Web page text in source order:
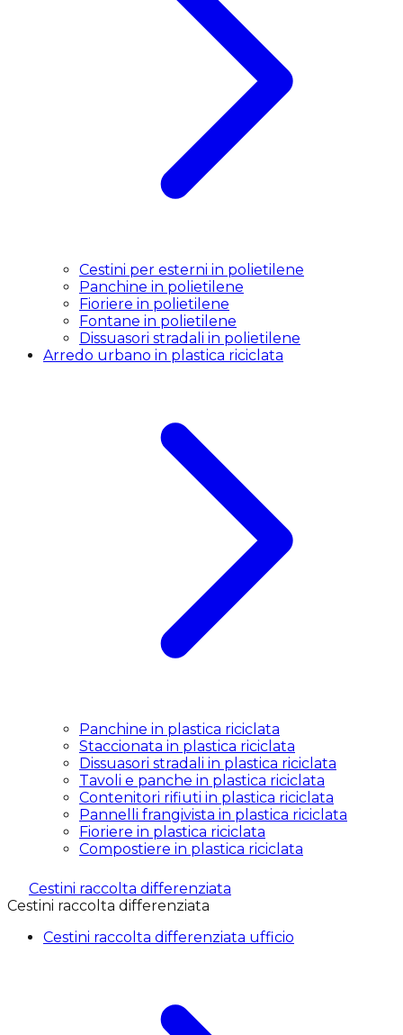
Cestini per esterni in polietilene
Panchine in polietilene
Fioriere in polietilene
Fontane in polietilene
Dissuasori stradali in polietilene
Arredo urbano in plastica riciclata
Panchine in plastica riciclata
Staccionata in plastica riciclata
Dissuasori stradali in plastica riciclata
Tavoli e panche in plastica riciclata
Contenitori rifiuti in plastica riciclata
Pannelli frangivista in plastica riciclata
Fioriere in plastica riciclata
Compostiere in plastica riciclata
Cestini raccolta differenziata
Cestini raccolta differenziata
Cestini raccolta differenziata ufficio